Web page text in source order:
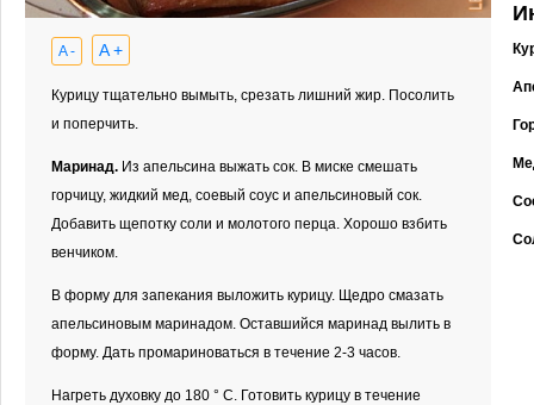
A - A +
Курицу тщательно вымыть, срезать лишний жир. Посолить
и поперчить.
Маринад. Из апельсина выжать сок. В миске смешать
горчицу, жидкий мед, соевый соус и апельсиновый сок.
Добавить щепотку соли и молотого перца. Хорошо взбить
венчиком.
В форму для запекания выложить курицу. Щедро смазать
апельсиновым маринадом. Оставшийся маринад вылить в
форму. Дать промариноваться в течение 2-3 часов.
Нагреть духовку до 180 ° С. Готовить курицу в течение